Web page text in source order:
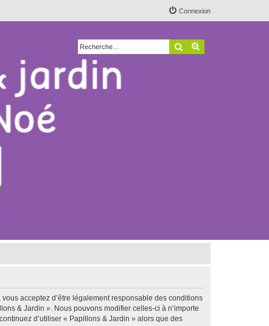
Connexion
Rechercher
acceptez d’être légalement responsable des conditions
& Jardin ». Nous pouvons modifier celles-ci à n’importe
d’utiliser « Papillons & Jardin » alors que des